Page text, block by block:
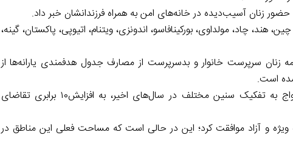
حضور زنان آسیب‌دیده در خانه‌های امن به همراه فرزندانشان خبر داد.
قرقیزستان، چین، هند، چاد، مولداوی، بورکینافاسو، اندونزی، ویتنام، اتیوپی، پاکستان، گینه،
سرپرست خانوار و بدسرپرست از مصارف جدول هدفمندی یارانه‌ها از
معاون امور جوانان وزارت ورزش، ضمن تشریح میزان پرداخت وام ازدواج به تفکیک سنین مختلف در سال‌های اخیر، به افزایش۱۰ برابری تقاضای
تسنیم، مجلس شورای اسلامی با تأسیس ۱۱۱ منطقه ویژه و آزاد موافقت کرد؛ این در حالی است که مساحت فعلی این مناطق در